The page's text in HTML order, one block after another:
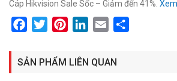
Cáp Hikvision Sale Sốc – Giảm đến 41%.
FacebookTwitterPinterestLinkedIn
Email
SẢN PHẨM LIÊN QUAN